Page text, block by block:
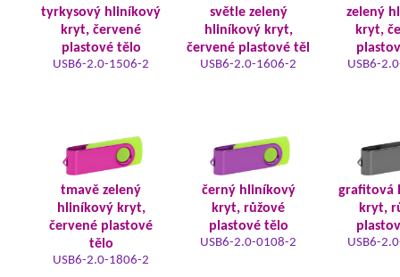
tyrkysový hliníkový
kryt, červené
plastové tělo
USB6-2.0-1506-2
světle zelený
hliníkový kryt,
červené plastové těl
USB6-2.0-1606-2
zelený
kryt,
USB6-
tmavě zelený
hliníkový kryt,
červené plastové
tělo
USB6-2.0-1806-2
černý hliníkový
kryt, růžové
plastové tělo
USB6-2.0-0108-2
grafitová
kryt,
USB6-